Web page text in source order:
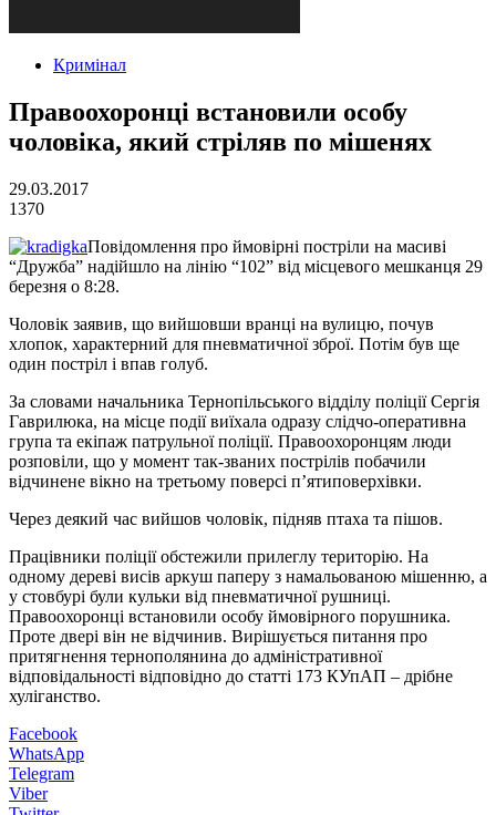
Кримінал
Правоохоронці встановили особу
чоловіка, який стріляв по мішенях
29.03.2017
1370
Повідомлення про ймовірні постріли на масиві
“Дружба” надійшло на лінію “102” від місцевого мешканця 29
березня о 8:28.
Чоловік заявив, що вийшовши вранці на вулицю, почув
хлопок, характерний для пневматичної зброї. Потім був ще
один постріл і впав голуб.
За словами начальника Тернопільського відділу поліції Сергія
Гаврилюка, на місце події виїхала одразу слідчо-оперативна
група та екіпаж патрульної поліції. Правоохоронцям люди
розповіли, що у момент так-званих пострілів побачили
відчинене вікно на третьому поверсі п’ятиповерхівки.
Через деякий час вийшов чоловік, підняв птаха та пішов.
Працівники поліції обстежили прилеглу територію. На
одному дереві висів аркуш паперу з намальованою мішенню, а
у стовбурі були кульки від пневматичної рушниці.
Правоохоронці встановили особу ймовірного порушника.
Проте двері він не відчинив. Вирішується питання про
притягнення тернополянина до адміністративної
відповідальності відповідно до статті 173 КУпАП – дрібне
хуліганство.
Facebook
WhatsApp
Telegram
Viber